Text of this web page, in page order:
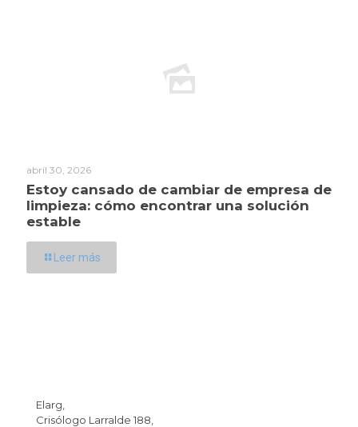
abril 30, 2026
Estoy cansado de cambiar de empresa de
limpieza: cómo encontrar una solución
estable
Leer más
Elarg,
Crisólogo Larralde 188,